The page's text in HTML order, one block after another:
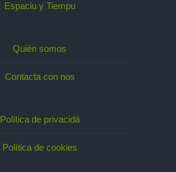
Espaciu y Tiempu
Quién somos
Contacta con nos
Política de privacidá
Política de cookies